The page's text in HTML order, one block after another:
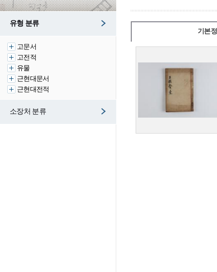
유형 분류
고문서
고전적
유물
근현대문서
근현대전적
소장처 분류
기본